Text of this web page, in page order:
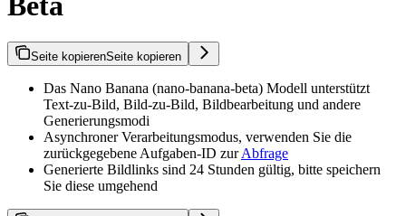
Seite kopierenSeite kopieren
Das Nano Banana (nano-banana-beta) Modell unterstützt
Text-zu-Bild, Bild-zu-Bild, Bildbearbeitung und andere
Generierungsmodi
Asynchroner Verarbeitungsmodus, verwenden Sie die
zurückgegebene Aufgaben-ID zurAbfrage
Generierte Bildlinks sind 24 Stunden gültig, bitte speichern
Sie diese umgehend